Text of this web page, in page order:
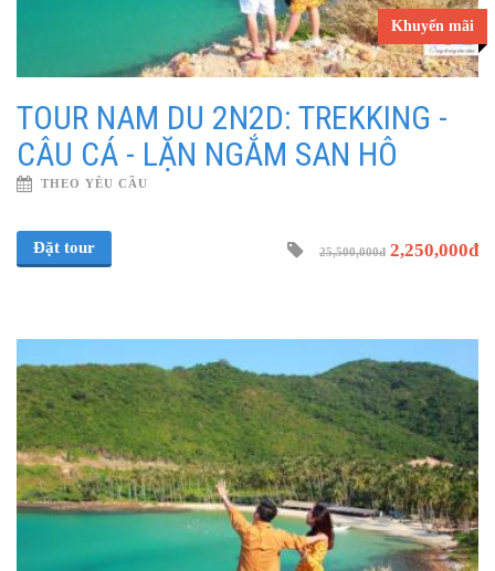
Khuyến mãi
TOUR NAM DU 2N2D: TREKKING -
CÂU CÁ - LẶN NGẮM SAN HÔ
THEO YÊU CẦU
Đặt tour 25,500,000đ 2,250,000đ